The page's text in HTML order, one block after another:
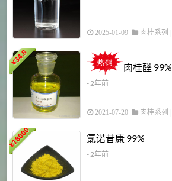
2025-01-09 肉桂系列
¥
34.8
肉桂醛 99%
- 2年前
2021-07-20 肉桂系列
¥
18000 氯诺昔康 99%
- 2年前